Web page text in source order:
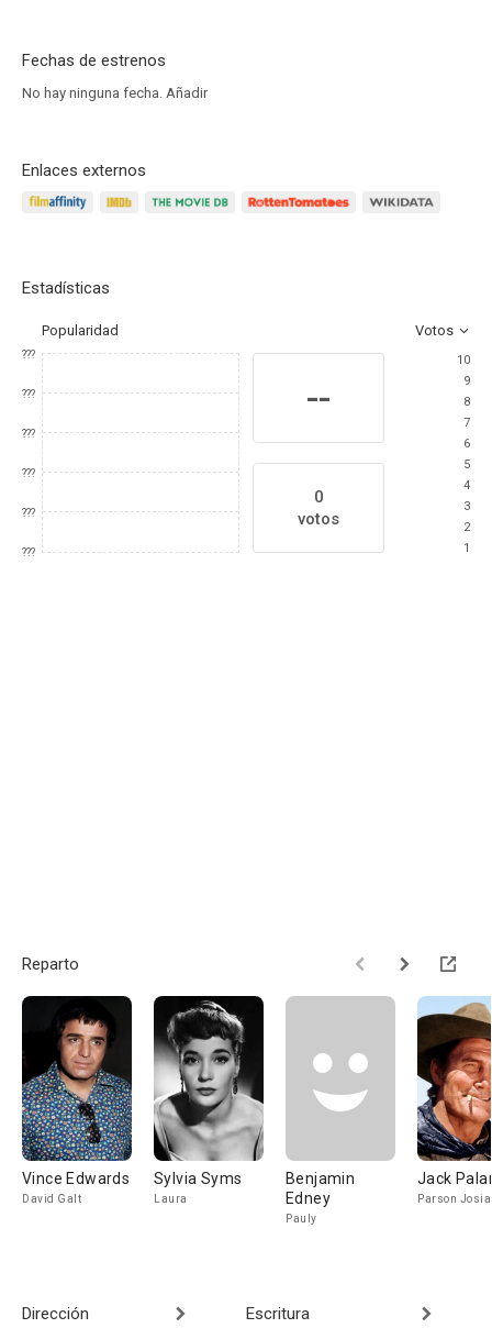
Fechas de estrenos
No hay ninguna fecha. Añadir
Enlaces externos
Estadísticas
Popularidad Votos
???
???
???
???
???
???
--
0
votos
10
9
8
7
6
5
4
3
2
1
Reparto
Vince Edwards
David Galt
Sylvia Syms
Laura
Benjamin
Edney
Pauly
Jack
Parson
Dirección Escritura